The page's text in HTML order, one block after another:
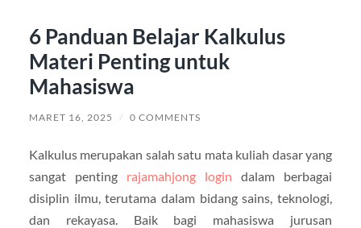
6 Panduan Belajar Kalkulus
Materi Penting untuk
Mahasiswa
MARET 16, 2025 / 0 COMMENTS
Kalkulus merupakan salah satu mata kuliah dasar yang
sangat penting rajamahjong login dalam berbagai
disiplin ilmu, terutama dalam bidang sains, teknologi,
dan rekayasa. Baik bagi mahasiswa jurusan